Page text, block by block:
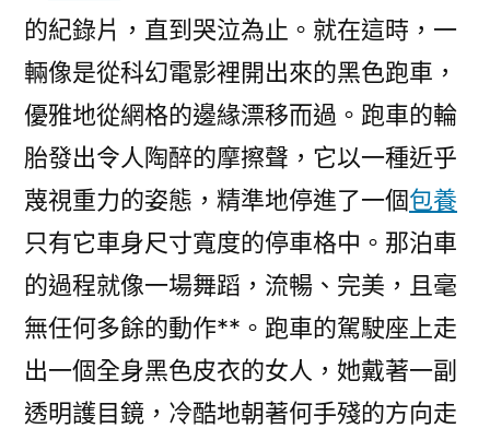
的紀錄片，直到哭泣為止。就在這時，一
輛像是從科幻電影裡開出來的黑色跑車，
優雅地從網格的邊緣漂移而過。跑車的輪
胎發出令人陶醉的摩擦聲，它以一種近乎
蔑視重力的姿態，精準地停進了一個包養
只有它車身尺寸寬度的停車格中。那泊車
的過程就像一場舞蹈，流暢、完美，且毫
無任何多餘的動作**。跑車的駕駛座上走
出一個全身黑色皮衣的女人，她戴著一副
透明護目鏡，冷酷地朝著何手殘的方向走